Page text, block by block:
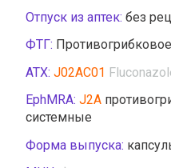
Отпуск из аптек: без
ФТГ:
АТХ: J02AC01
EphMRA: J2A
системные
Форма выпуска: